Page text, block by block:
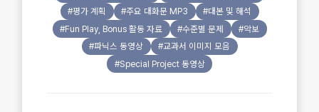
#평가 계획
#주요 대화문 MP3
#대본 및 해석
#Fun Play, Bonus 활동 자료
#수준별 문제
#악보
#파닉스 동영상
#교과서 이미지 모음
#Special Project 동영상